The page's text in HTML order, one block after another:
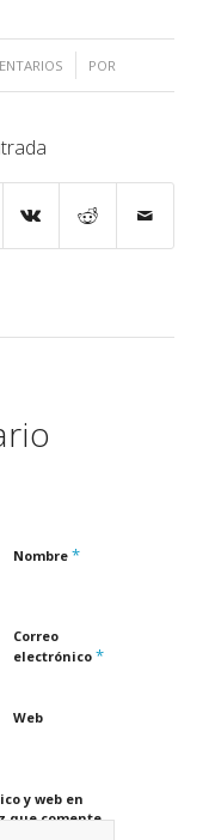
/ POR
Nombre *
Correo
electrónico *
Web
y web en
que comente.